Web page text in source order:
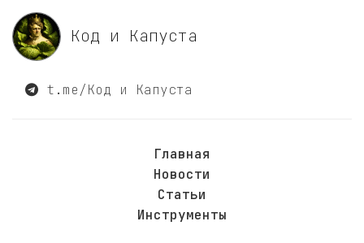
Код и Капуста
t.me/Код и Капуста
Главная
Новости
Статьи
Инструменты